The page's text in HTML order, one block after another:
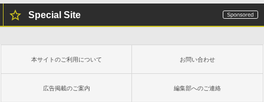
Special Site
本サイトのご利用について お問い合わせ
広告掲載のご案内 編集部へのご連絡